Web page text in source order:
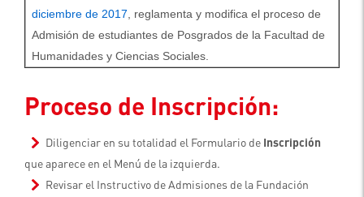
diciembre de 2017 , reglamenta y modifica el proceso de
Admisión de estudiantes de Posgrados de la Facultad de
Humanidades y Ciencias Sociales.
Proceso de Inscripción:
Diligenciar en su totalidad el Formulario de Inscripción
que aparece en el Menú de la izquierda.
Revisar el Instructivo de Admisiones de la Fundación